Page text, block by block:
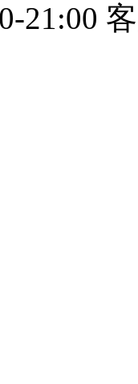
21:00